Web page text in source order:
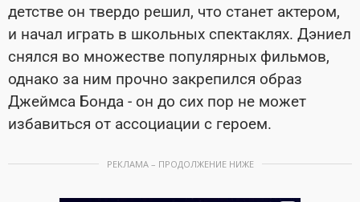
детстве он твердо решил, что станет актером,
и начал играть в школьных спектаклях. Дэниел
снялся во множестве популярных фильмов,
однако за ним прочно закрепился образ
Джеймса Бонда - он до сих пор не может
избавиться от ассоциации с героем.
РЕКЛАМА – ПРОДОЛЖЕНИЕ НИЖЕ